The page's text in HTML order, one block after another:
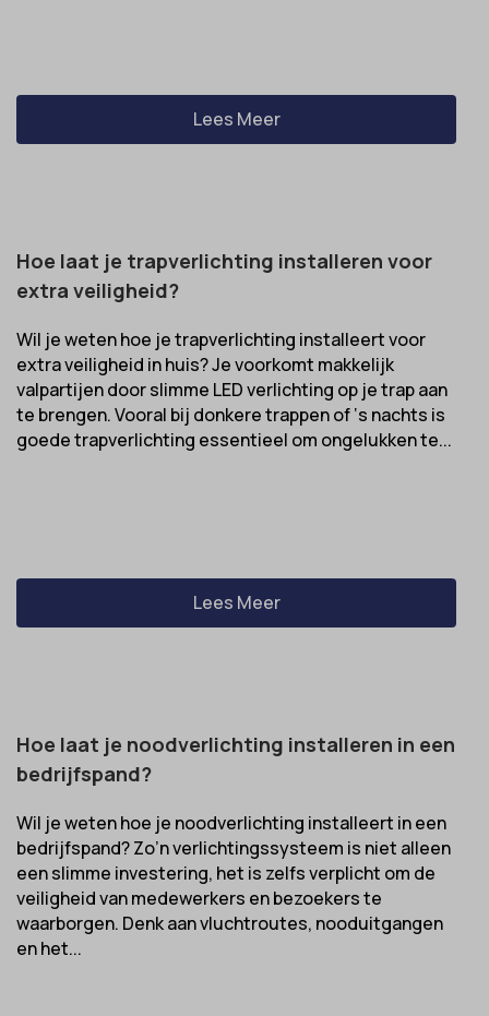
Lees Meer
Hoe laat je trapverlichting installeren voor
extra veiligheid?
Wil je weten hoe je trapverlichting installeert voor
extra veiligheid in huis? Je voorkomt makkelijk
valpartijen door slimme LED verlichting op je trap aan
te brengen. Vooral bij donkere trappen of ‘s nachts is
goede trapverlichting essentieel om ongelukken te...
Lees Meer
Hoe laat je noodverlichting installeren in een
bedrijfspand?
Wil je weten hoe je noodverlichting installeert in een
bedrijfspand? Zo’n verlichtingssysteem is niet alleen
een slimme investering, het is zelfs verplicht om de
veiligheid van medewerkers en bezoekers te
waarborgen. Denk aan vluchtroutes, nooduitgangen
en het...